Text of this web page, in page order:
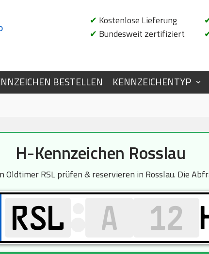
✔ Kostenlose Lieferung
✔ Bundesweit zertifiziert
BESTELLEN KENNZEICHENTYP
H-Kennzeichen Rosslau
Oldtimer RSL prüfen & reservieren in Rosslau. Die